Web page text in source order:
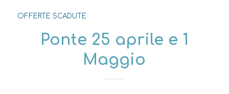
OFFERTE SCADUTE
Ponte 25 aprile e 1
Maggio